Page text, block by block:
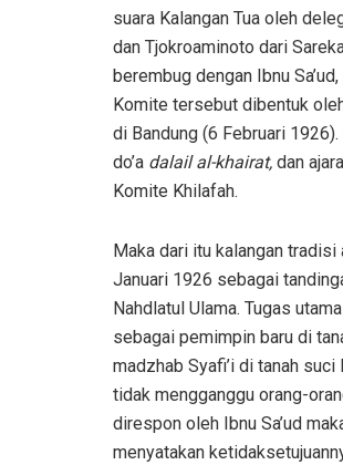
suara Kalangan Tua oleh
dan Tjokroaminoto dari
berembug dengan Ibnu
Komite tersebut dibentuk
di Bandung (6 Februari
do’a dalail al-khairat, dan
Komite Khilafah.
Maka dari itu kalangan
Januari 1926 sebagai
Nahdlatul Ulama. Tugas
sebagai pemimpin baru di
madzhab Syafi’i di tanah
tidak mengganggu orang-
direspon oleh Ibnu Sa’ud
menyatakan